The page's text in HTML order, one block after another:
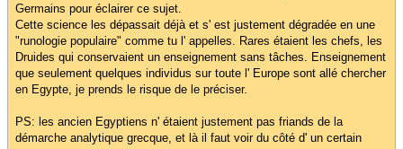
Germains pour éclairer ce sujet.
Cette science les dépassait déjà et s' est justement dégradée en une
"runologie populaire" comme tu l' appelles. Rares étaient les chefs, les
Druides qui conservaient un enseignement sans tâches. Enseignement
que seulement quelques individus sur toute l' Europe sont allé chercher
en Egypte, je prends le risque de le préciser.
PS: les ancien Egyptiens n' étaient justement pas friands de la
démarche analytique grecque, et là il faut voir du côté d' un certain